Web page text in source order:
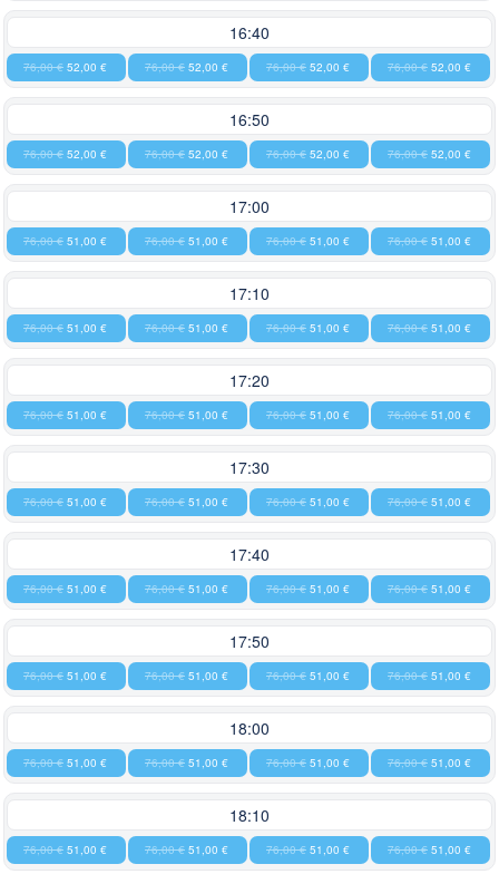
16:40
76,00 € 52,00 € 76,00 € 52,00 € 76,00 € 52,00 € 76,00 € 52,00 €
16:50
76,00 € 52,00 € 76,00 € 52,00 € 76,00 € 52,00 € 76,00 € 52,00 €
17:00
76,00 € 51,00 € 76,00 € 51,00 € 76,00 € 51,00 € 76,00 € 51,00 €
17:10
76,00 € 51,00 € 76,00 € 51,00 € 76,00 € 51,00 € 76,00 € 51,00 €
17:20
76,00 € 51,00 € 76,00 € 51,00 € 76,00 € 51,00 € 76,00 € 51,00 €
17:30
76,00 € 51,00 € 76,00 € 51,00 € 76,00 € 51,00 € 76,00 € 51,00 €
17:40
76,00 € 51,00 € 76,00 € 51,00 € 76,00 € 51,00 € 76,00 € 51,00 €
17:50
76,00 € 51,00 € 76,00 € 51,00 € 76,00 € 51,00 € 76,00 € 51,00 €
18:00
76,00 € 51,00 € 76,00 € 51,00 € 76,00 € 51,00 € 76,00 € 51,00 €
18:10
76,00 € 51,00 € 76,00 € 51,00 € 76,00 € 51,00 € 76,00 € 51,00 €